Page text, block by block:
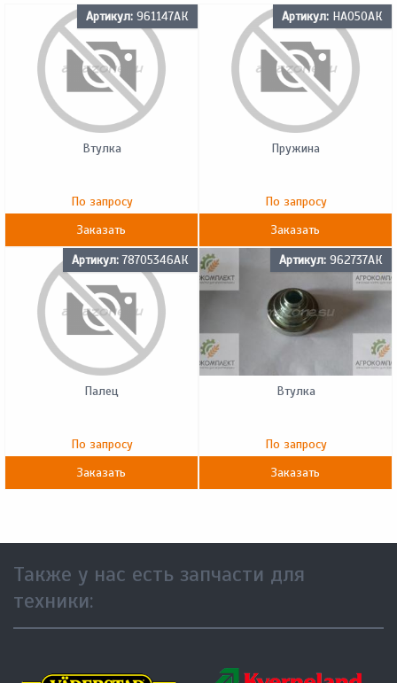
Артикул: 961147АК
Втулка
По запросу
Заказать
Артикул: HA050АК
Пружина
По запросу
Заказать
Артикул:78705346АК
Палец
По запросу
Заказать
Артикул: 962737АК
Втулка
По запросу
Заказать
Также у нас есть запчасти для
техники: